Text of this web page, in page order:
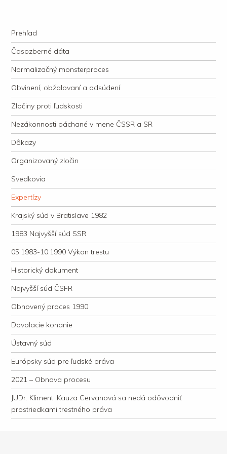
justície
Navigation
Skip to content
Prehľad
Časozberné dáta
Normalizačný monsterproces
Obvinení, obžalovaní a odsúdení
Zločiny proti ľudskosti
Nezákonnosti páchané v mene ČSSR a SR
Dôkazy
Organizovaný zločin
Svedkovia
Expertízy
Krajský súd v Bratislave 1982
1983 Najvyšší súd SSR
05.1983-10.1990 Výkon trestu
Historický dokument
Najvyšší súd ČSFR
Obnovený proces 1990
Dovolacie konanie
Ústavný súd
Európsky súd pre ľudské práva
2021 – Obnova procesu
JUDr. Kliment: Kauza Cervanová sa nedá odôvodniť
prostriedkami trestného práva